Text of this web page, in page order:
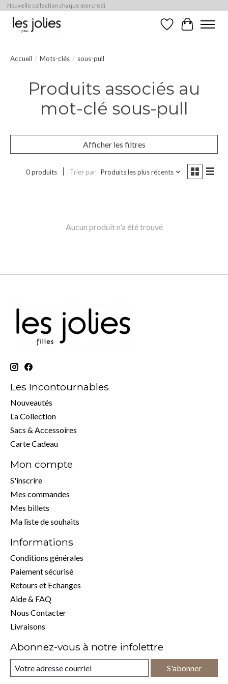
Nouvelle collection chaque mercredi
Liste de souhaits
Panier
Accueil / Mots-clés / sous-pull
Produits associés au
mot-clé sous-pull
Afficher les filtres
0 produits Trier par Produits les plus récents
Aucun produit n'a été trouvé
Les Incontournables
Nouveautés
La Collection
Sacs & Accessoires
Carte Cadeau
Mon compte
S'inscrire
Mes commandes
Mes billets
Ma liste de souhaits
Informations
Conditions générales
Paiement sécurisé
Retours et Echanges
Aide & FAQ
Nous Contacter
Livraisons
Abonnez-vous à notre infolettre
S'abonner